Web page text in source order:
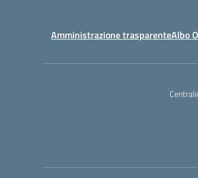
Amministrazione trasparenteAlbo